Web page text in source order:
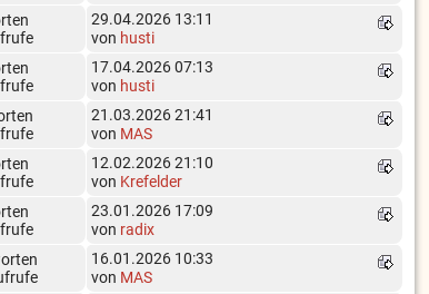
29.04.2026 13:11
von husti
17.04.2026 07:13
von husti
21.03.2026 21:41
von MAS
12.02.2026 21:10
von Krefelder
23.01.2026 17:09
von radix
16.01.2026 10:33
von MAS